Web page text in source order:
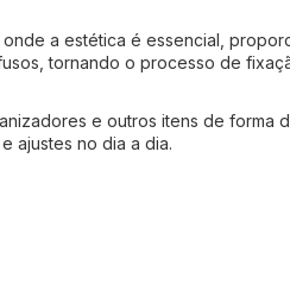
a estética é essencial,
tornando o processo de
e outros itens de forma
ajustes no dia a dia.